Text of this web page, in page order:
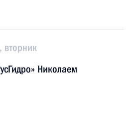
Николаем